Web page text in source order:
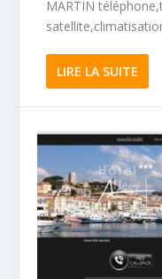
MARTIN
LIRE LA SUITE